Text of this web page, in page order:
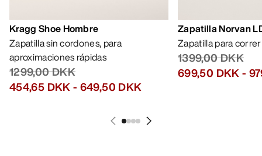
Kragg Shoe Hombre
Zapatilla sin cordones, para
aproximaciones rápidas
1299,00 DKK
454,65 DKK- 649,50 DKK
Zapatilla Norvan
Zapatilla para
1399,00 DKK
699,50 DKK-